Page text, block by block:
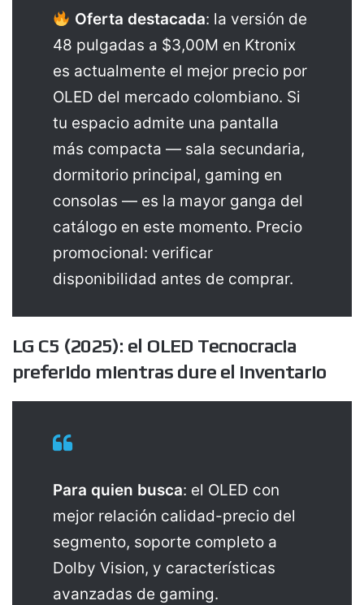
Oferta destacada: la versión de
48 pulgadas a $3,00M en Ktronix
es actualmente el mejor precio por
OLED del mercado colombiano. Si
tu espacio admite una pantalla
más compacta — sala secundaria,
dormitorio principal, gaming en
consolas — es la mayor ganga del
catálogo en este momento. Precio
promocional: verificar
disponibilidad antes de comprar.
LG C5 (2025): el OLED Tecnocracia
preferido mientras dure el inventario
Para quien busca: el OLED con
mejor relación calidad-precio del
segmento, soporte completo a
Dolby Vision, y características
avanzadas de gaming.